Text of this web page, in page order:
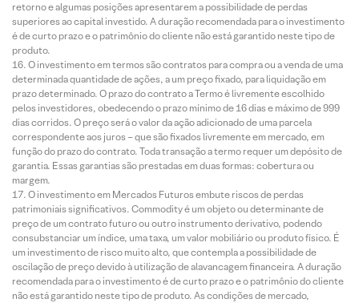
retorno e algumas posições apresentarem a possibilidade de perdas
superiores ao capital investido. A duração recomendada para o investimento
é de curto prazo e o patrimônio do cliente não está garantido neste tipo de
produto.
O investimento em termos são contratos para compra ou a venda de uma
determinada quantidade de ações, a um preço fixado, para liquidação em
prazo determinado. O prazo do contrato a Termo é livremente escolhido
pelos investidores, obedecendo o prazo mínimo de 16 dias e máximo de 999
dias corridos. O preço será o valor da ação adicionado de uma parcela
correspondente aos juros – que são fixados livremente em mercado, em
função do prazo do contrato. Toda transação a termo requer um depósito de
garantia. Essas garantias são prestadas em duas formas: cobertura ou
margem.
O investimento em Mercados Futuros embute riscos de perdas
patrimoniais significativos. Commodity é um objeto ou determinante de
preço de um contrato futuro ou outro instrumento derivativo, podendo
consubstanciar um índice, uma taxa, um valor mobiliário ou produto físico. É
um investimento de risco muito alto, que contempla a possibilidade de
oscilação de preço devido à utilização de alavancagem financeira. A duração
recomendada para o investimento é de curto prazo e o patrimônio do cliente
não está garantido neste tipo de produto. As condições de mercado,